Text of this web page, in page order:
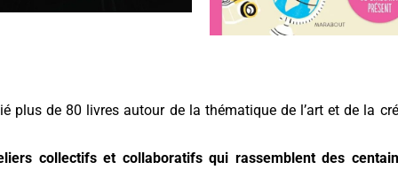
plus de 80 livres autour de la thématique de l’art et de la
collectifs et collaboratifs qui rassemblent des